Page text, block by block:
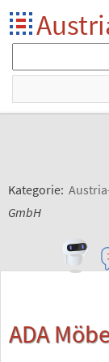
Kategorie:
GmbH
ADA